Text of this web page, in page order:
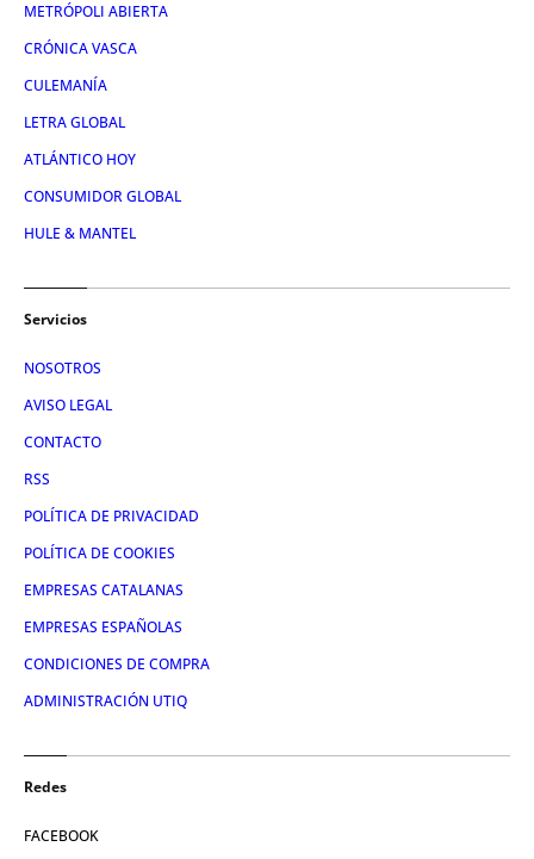
METRÓPOLI ABIERTA
CRÓNICA VASCA
CULEMANÍA
LETRA GLOBAL
ATLÁNTICO HOY
CONSUMIDOR GLOBAL
HULE & MANTEL
Servicios
NOSOTROS
AVISO LEGAL
CONTACTO
RSS
POLÍTICA DE PRIVACIDAD
POLÍTICA DE COOKIES
EMPRESAS CATALANAS
EMPRESAS ESPAÑOLAS
CONDICIONES DE COMPRA
ADMINISTRACIÓN UTIQ
Redes
FACEBOOK